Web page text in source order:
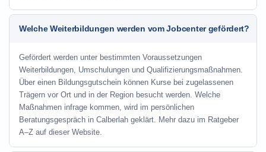
Welche Weiterbildungen werden vom Jobcenter gefördert?
Gefördert werden unter bestimmten Voraussetzungen
Weiterbildungen, Umschulungen und Qualifizierungsmaßnahmen.
Über einen Bildungsgutschein können Kurse bei zugelassenen
Trägern vor Ort und in der Region besucht werden. Welche
Maßnahmen infrage kommen, wird im persönlichen
Beratungsgespräch in Calberlah geklärt. Mehr dazu im Ratgeber
A–Z auf dieser Website.